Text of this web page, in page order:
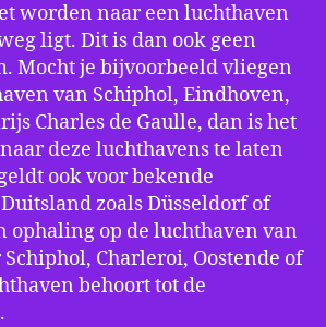
worden naar een luchthaven
ligt. Dit is dan ook geen
Mocht je bijvoorbeeld vliegen
van Schiphol, Eindhoven,
Charles de Gaulle, dan is het
deze luchthavens te laten
ook voor bekende
zoals Düsseldorf of
ophaling op de luchthaven van
Charleroi, Oostende of
behoort tot de